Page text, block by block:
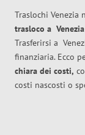
Traslochi Venezia
trasloco a Venezia
Trasferirsi a
finanziaria. Ecco
chiara dei costi,
costi nascosti o